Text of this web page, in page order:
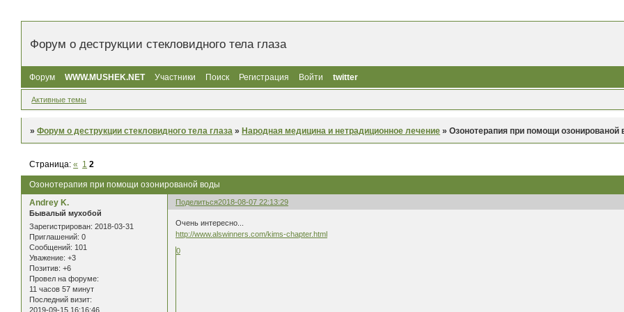
Форум о деструкции стекловидного тела глаза
Форум WWW.MUSHEK.NET Участники Поиск Регистрация Войти twitter
Активные темы
»Форум о деструкции стекловидного тела глаза »Народная медицина и нетрадиционное лечение »Озонотерапия при помощи озонированой
Озонотерапия при помощи озонированой воды
Страница:« 1 2
Поделиться2018-08-07 22:13:29
Andrey K.
Бывалый мухобой
Зарегистрирован: 2018-03-31
Приглашений: 0
Сообщений: 101
Уважение: +3
Позитив: +6
Провел на форуме:
11 часов 57 минут
Последний визит:
2019-09-15 16:16:46
Очень интересно...
http://www.alswinners.com/kims-chapter.html
0